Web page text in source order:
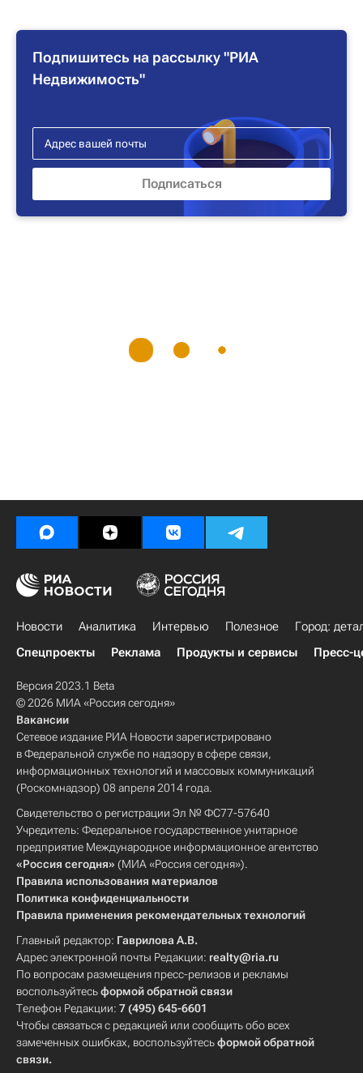
Подпишитесь на рассылку "РИА
Недвижимость"
Новости Аналитика Интервью Полезное
Город:
Спецпроекты
Реклама Продукты и сервисы Пресс-
Версия 2023.1 Beta
© 2026 МИА «Россия сегодня»
Вакансии
Сетевое издание РИА Новости зарегистрировано
в Федеральной службе по надзору в сфере связи,
информационных технологий и массовых коммуникаций
(Роскомнадзор) 08 апреля 2014 года.
Свидетельство о регистрации Эл № ФС77-57640
Учредитель: Федеральное государственное унитарное
предприятие Международное информационное агентство
«Россия сегодня» (МИА «Россия сегодня»).
Правила использования материалов
Политика конфиденциальности
Правила применения рекомендательных технологий
Главный редактор: Гаврилова А.В.
Адрес электронной почты Редакции: realty@ria.ru
По вопросам размещения пресс-релизов и рекламы
воспользуйтесьформой обратной связи
Телефон Редакции: 7 (495) 645-6601
Чтобы связаться с редакцией или сообщить обо всех
замеченных ошибках, воспользуйтесьформой обратной
связи.